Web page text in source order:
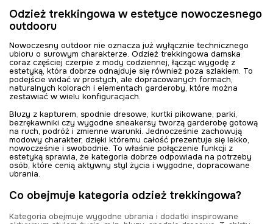
Odzież trekkingowa w estetyce nowoczesnego
outdooru
Nowoczesny outdoor nie oznacza już wyłącznie technicznego
ubioru o surowym charakterze. Odzież trekkingowa damska
coraz częściej czerpie z mody codziennej, łącząc wygodę z
estetyką, która dobrze odnajduje się również poza szlakiem. To
podejście widać w prostych, ale dopracowanych formach,
naturalnych kolorach i elementach garderoby, które można
zestawiać w wielu konfiguracjach.
Bluzy z kapturem, spodnie dresowe, kurtki pikowane, parki,
bezrękawniki czy wygodne sneakersy tworzą garderobę gotową
na ruch, podróż i zmienne warunki. Jednocześnie zachowują
modowy charakter, dzięki któremu całość prezentuje się lekko,
nowocześnie i swobodnie. To właśnie połączenie funkcji z
estetyką sprawia, że kategoria dobrze odpowiada na potrzeby
osób, które cenią aktywny styl życia i wygodne, dopracowane
ubrania.
Co obejmuje kategoria odzież trekkingowa?
Kategoria obejmuje wygodne ubrania i dodatki inspirowane